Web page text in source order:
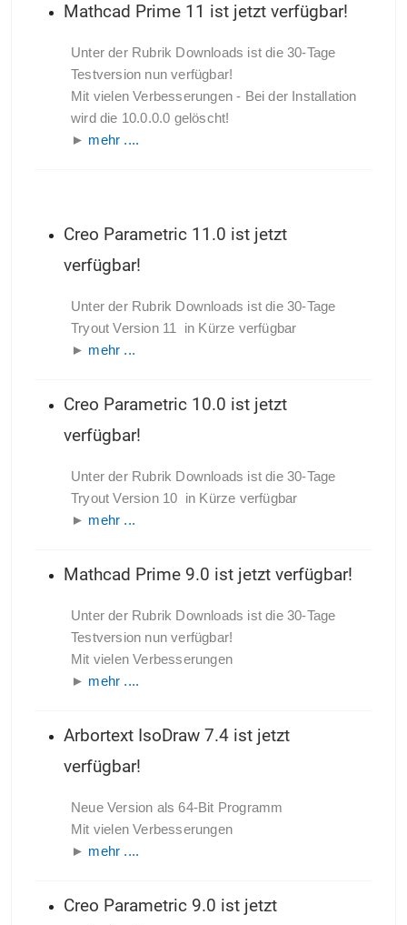
Mathcad Prime 11 ist jetzt verfügbar!
Unter der Rubrik Downloads ist die 30-Tage
Testversion nun verfügbar!
Mit vielen Verbesserungen - Bei der Installation
wird die 10.0.0.0 gelöscht!
► mehr ....
Creo Parametric 11.0 ist jetzt
verfügbar!
Unter der Rubrik Downloads ist die 30-Tage
Tryout Version 11 in Kürze verfügbar
► mehr ...
Creo Parametric 10.0 ist jetzt
verfügbar!
Unter der Rubrik Downloads ist die 30-Tage
Tryout Version 10 in Kürze verfügbar
► mehr ...
Mathcad Prime 9.0 ist jetzt verfügbar!
Unter der Rubrik Downloads ist die 30-Tage
Testversion nun verfügbar!
Mit vielen Verbesserungen
► mehr ....
Arbortext IsoDraw 7.4 ist jetzt
verfügbar!
Neue Version als 64-Bit Programm
Mit vielen Verbesserungen
► mehr ....
Creo Parametric 9.0 ist jetzt